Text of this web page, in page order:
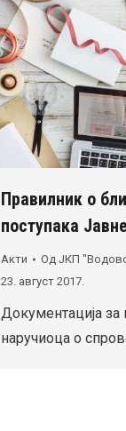
Правилник о
поступака
Акти Од ЈКП
23. август 2017.
Документација
наручиоца о